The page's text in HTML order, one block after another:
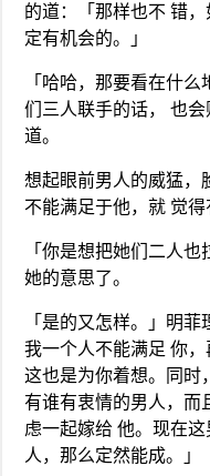
的道：「那样也不 错
定有机会的。」
「哈哈，那要看在什
们三人联手的话， 也
道。
想起眼前男人的威猛，
不能满足于他，就 觉得
「你是想把她们二人
她的意思了。
「是的又怎样。」明
我一个人不能满足 你
这也是为你着想。同时
有谁有衷情的男人，而
虑一起嫁给 他。现在
人，那么定然能成。」